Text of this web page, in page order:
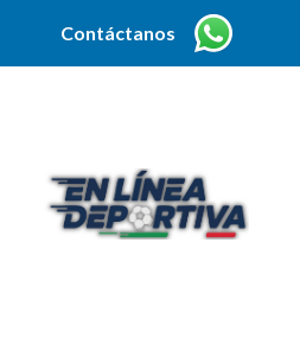
Contáctanos